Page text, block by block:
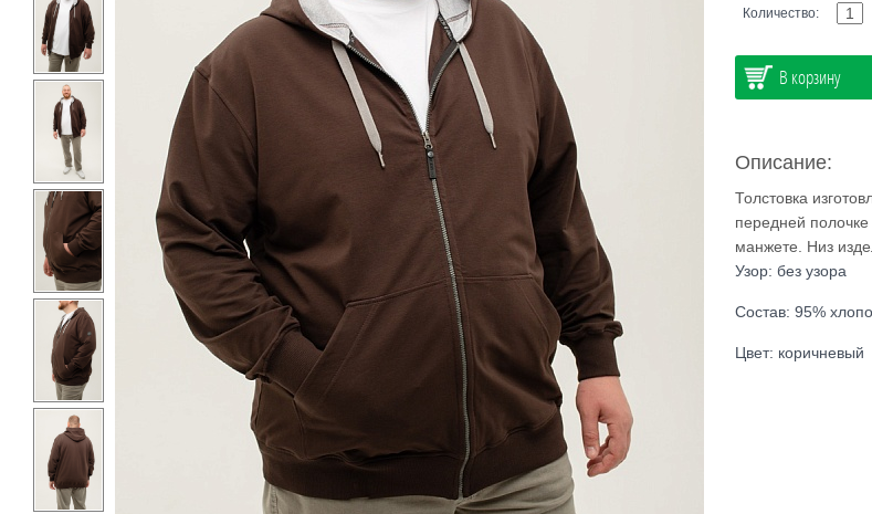
Количество:
В корзину
Описание:
Толстовка
передней
манжете. Низ
Узор: без узора
Состав: 95%
Цвет: коричневый